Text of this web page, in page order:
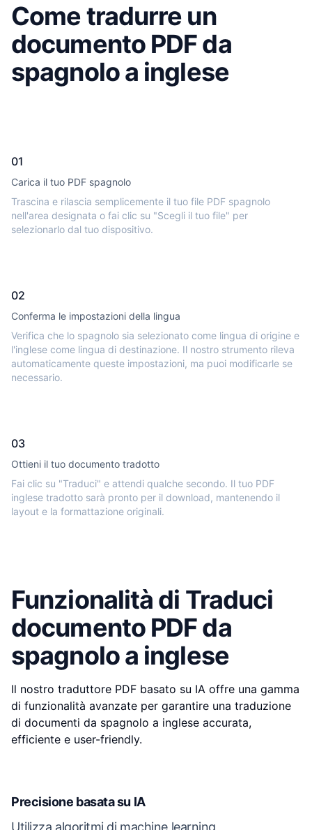
Come tradurre un
documento PDF da
spagnolo a inglese
01
Carica il tuo PDF spagnolo
Trascina e rilascia semplicemente il tuo file PDF spagnolo
nell'area designata o fai clic su "Scegli il tuo file" per
selezionarlo dal tuo dispositivo.
02
Conferma le impostazioni della lingua
Verifica che lo spagnolo sia selezionato come lingua di origine e
l'inglese come lingua di destinazione. Il nostro strumento rileva
automaticamente queste impostazioni, ma puoi modificarle se
necessario.
03
Ottieni il tuo documento tradotto
Fai clic su "Traduci" e attendi qualche secondo. Il tuo PDF
inglese tradotto sarà pronto per il download, mantenendo il
layout e la formattazione originali.
Funzionalità di Traduci
documento PDF da
spagnolo a inglese
Il nostro traduttore PDF basato su IA offre una gamma
di funzionalità avanzate per garantire una traduzione
di documenti da spagnolo a inglese accurata,
efficiente e user-friendly.
Precisione basata su IA
Utilizza algoritmi di machine learning